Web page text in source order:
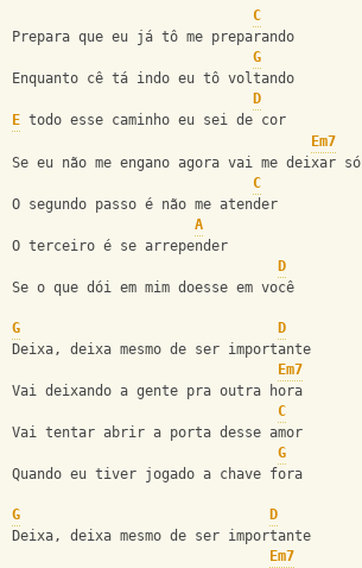
C
Prepara que eu já tô me preparando
G
Enquanto cê tá indo eu tô voltando
D
E todo esse caminho eu sei de cor
Em7
Se eu não me engano agora vai me deixar só
C
O segundo passo é não me atender
A
O terceiro é se arrepender
D
Se o que dói em mim doesse em você
G
D
Deixa, deixa mesmo de ser importante
Em7
Vai deixando a gente pra outra hora
C
Vai tentar abrir a porta desse amor
G
Quando eu tiver jogado a chave fora
G
D
Deixa, deixa mesmo de ser importante
Em7